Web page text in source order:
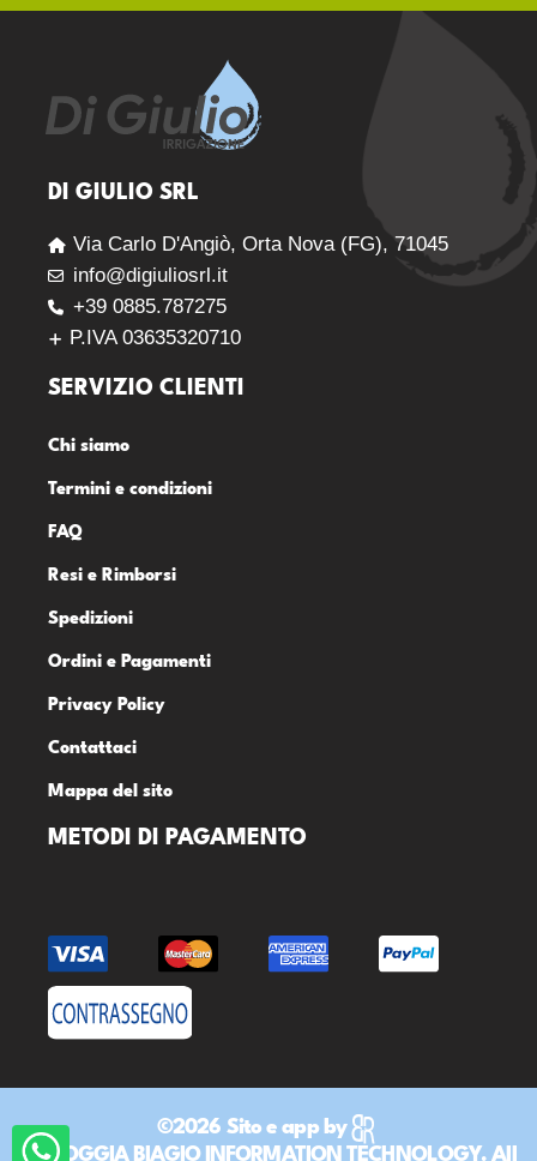
DI GIULIO SRL
Via Carlo D'Angiò, Orta Nova (FG), 71045
info@digiuliosrl.it
+39 0885.787275
P.IVA 03635320710
SERVIZIO CLIENTI
Chi siamo
Termini e condizioni
FAQ
Resi e Rimborsi
Spedizioni
Ordini e Pagamenti
Privacy Policy
Contattaci
Mappa del sito
METODI DI PAGAMENTO
©2026 Sito e app by
DR ROGGIA BIAGIO INFORMATION TECHNOLOGY. All